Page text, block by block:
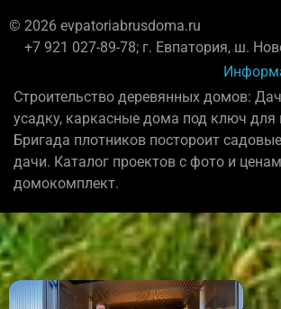
© 2026 evpatoriabrusdoma.ru
+7 921 027-89-78; г. Евпатория, ш.
Строительство деревянных домов:
усадку, каркасные дома под ключ
Бригада плотников постороит
дачи. Каталог проектов с фото и
домокомплект.